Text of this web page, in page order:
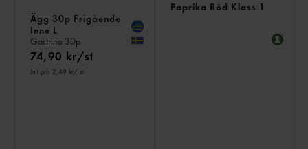
Ägg 30p Frigående
Inne L
Gastrino 30p
74,90 kr/st
Jmf.pris 2,49 kr/ st
Paprika Röd Klass 1